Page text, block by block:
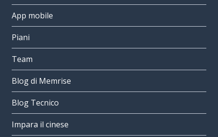
App mobile
Piani
Team
Blog di Memrise
Blog Tecnico
Impara il cinese